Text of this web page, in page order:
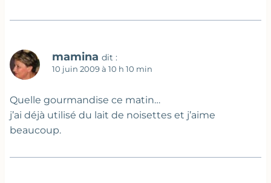
mamina dit :
10 juin 2009 à 10 h 10 min
Quelle gourmandise ce matin…
j’ai déjà utilisé du lait de noisettes et j’aime
beaucoup.